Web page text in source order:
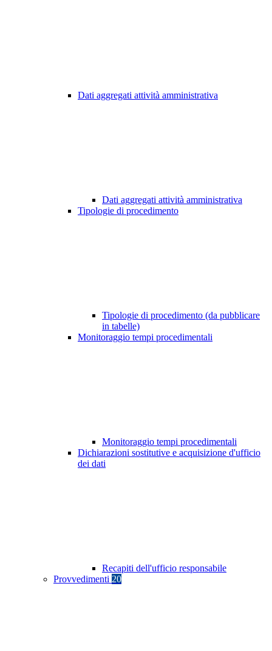
Dati aggregati attività amministrativa
Dati aggregati attività amministrativa
Tipologie di procedimento
Tipologie di procedimento (da pubblicare
in tabelle)
Monitoraggio tempi procedimentali
Monitoraggio tempi procedimentali
Dichiarazioni sostitutive e acquisizione d'ufficio
dei dati
Recapiti dell'ufficio responsabile
Provvedimenti 20